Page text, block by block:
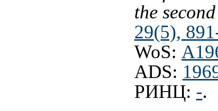
the
29(5),
WoS:
ADS:
РИНЦ: -.